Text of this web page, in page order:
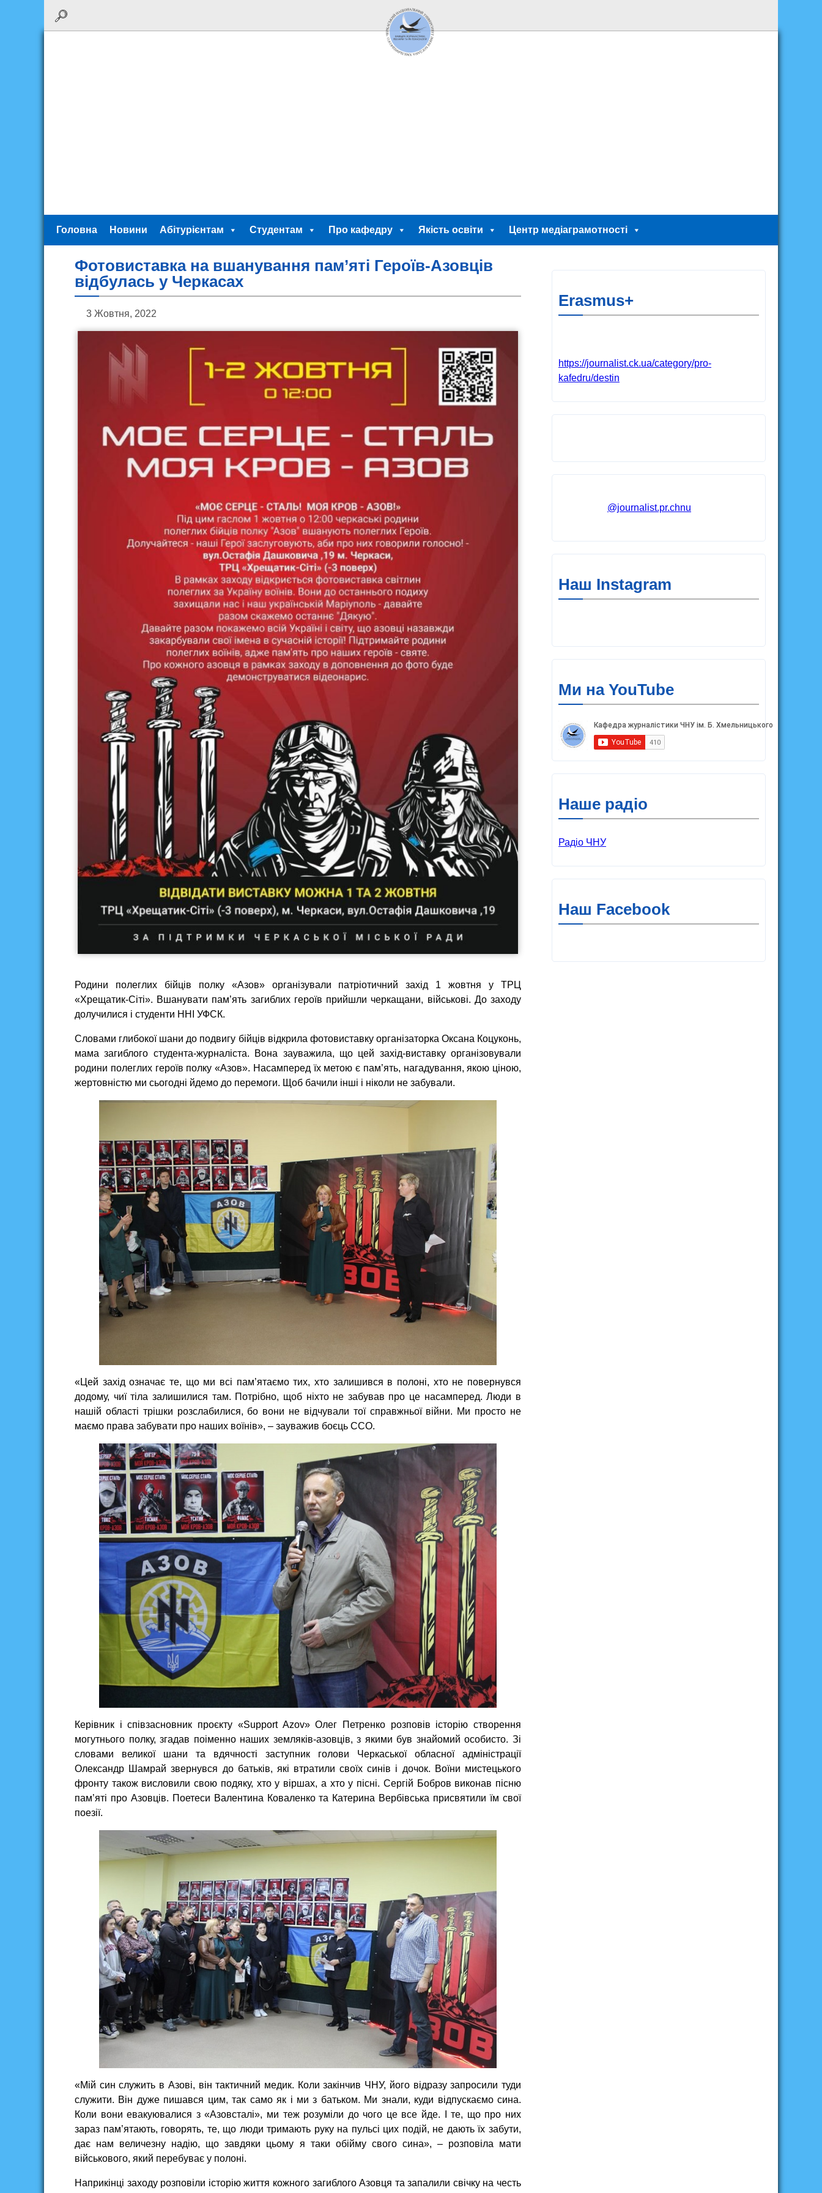
Головна Новини Абітурієнтам Студентам Про кафедру Якість освіти Центр медіаграмотності
Фотовиставка на вшанування пам’яті Героїв-Азовців
відбулась у Черкасах
3 Жовтня, 2022
Родини полеглих бійців полку «Азов» організували патріотичний захід 1 жовтня у ТРЦ
«Хрещатик-Сіті». Вшанувати пам’ять загиблих героїв прийшли черкащани, військові. До заходу
долучилися і студенти ННІ УФСК.
Словами глибокої шани до подвигу бійців відкрила фотовиставку організаторка Оксана Коцуконь,
мама загиблого студента-журналіста. Вона зауважила, що цей захід-виставку організовували
родини полеглих героїв полку «Азов». Насамперед їх метою є пам’ять, нагадування, якою ціною,
жертовністю ми сьогодні йдемо до перемоги. Щоб бачили інші і ніколи не забували.
«Цей захід означає те, що ми всі пам’ятаємо тих, хто залишився в полоні, хто не повернувся
додому, чиї тіла залишилися там. Потрібно, щоб ніхто не забував про це насамперед. Люди в
нашій області трішки розслабилися, бо вони не відчували тої справжньої війни. Ми просто не
маємо права забувати про наших воїнів», – зауважив боєць ССО.
Керівник і співзасновник проєкту «Support Azov» Олег Петренко розповів історію створення
могутнього полку, згадав поіменно наших земляків-азовців, з якими був знайомий особисто. Зі
словами великої шани та вдячності заступник голови Черкаської обласної адміністрації
Олександр Шамрай звернувся до батьків, які втратили своїх синів і дочок. Воїни мистецького
фронту також висловили свою подяку, хто у віршах, а хто у пісні. Сергій Бобров виконав пісню
пам’яті про Азовців. Поетеси Валентина Коваленко та Катерина Вербівська присвятили їм свої
поезії.
«Мій син служить в Азові, він тактичний медик. Коли закінчив ЧНУ, його відразу запросили туди
служити. Він дуже пишався цим, так само як і ми з батьком. Ми знали, куди відпускаємо сина.
Коли вони евакуювалися з «Азовсталі», ми теж розуміли до чого це все йде. І те, що про них
зараз пам’ятають, говорять, те, що люди тримають руку на пульсі цих подій, не дають їх забути,
дає нам величезну надію, що завдяки цьому я таки обійму свого сина», – розповіла мати
військового, який перебуває у полоні.
Наприкінці заходу розповіли історію життя кожного загиблого Азовця та запалили свічку на честь
Erasmus+
https://journalist.ck.ua/category/pro-
kafedru/destin
@journalist.pr.chnu
Наш Instagram
Ми на YouTube
Наше радіо
Радіо ЧНУ
Наш Facebook